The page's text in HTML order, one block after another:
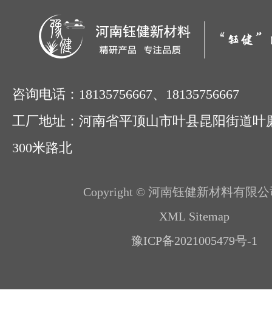
联系我们
咨询电话：18135756667、18135756667
工厂地址：河南省平顶山市叶县昆阳街道叶
300米路北
Copyright © 河南钰健新材料有限公
XML Sitemap
豫ICP备2021005479号-1